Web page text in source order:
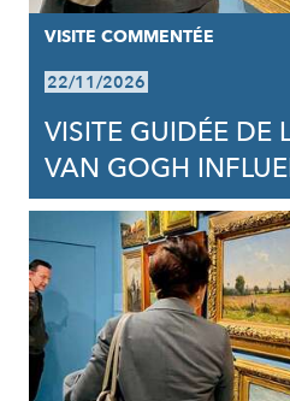
VISITE COMMENTÉE
22/11/2026
VISITE GUIDÉE DE
VAN GOGH